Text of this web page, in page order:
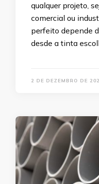
qualquer projeto,
comercial ou
perfeito depende
desde a tinta
2 DE DEZEMBRO DE